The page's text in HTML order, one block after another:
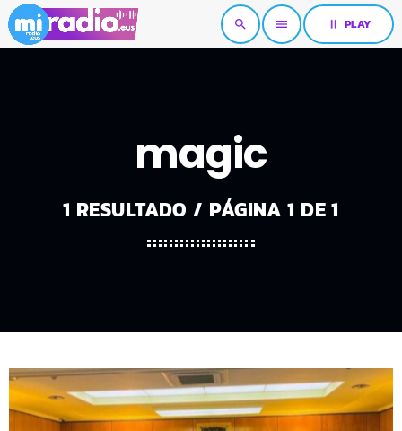
search menu pause PLAY
magic
1 RESULTADO / PÁGINA 1 DE 1